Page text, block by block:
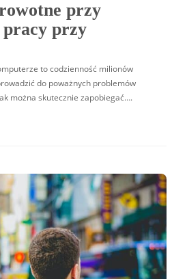
przy
pracy przy
to codzienność milionów
do poważnych problemów
można skutecznie zapobiegać….